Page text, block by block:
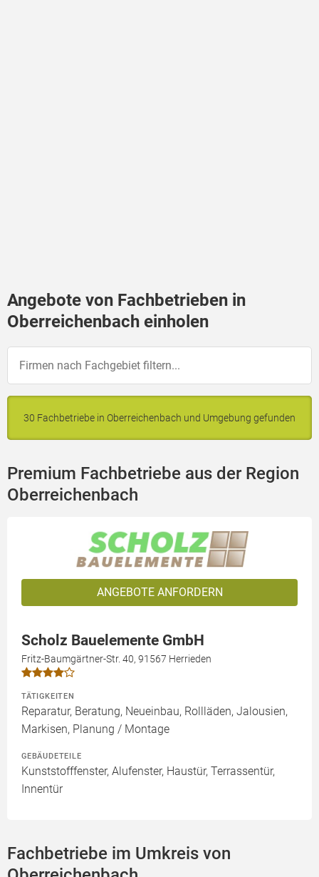
Angebote von Fachbetrieben in
Oberreichenbach einholen
30 Fachbetriebe in Oberreichenbach und Umgebung gefunden
Premium Fachbetriebe aus der Region
Oberreichenbach
ANGEBOTE ANFORDERN
Scholz Bauelemente GmbH
Fritz-Baumgärtner-Str. 40, 91567 Herrieden
TÄTIGKEITEN
Reparatur, Beratung, Neueinbau, Rollläden, Jalousien,
Markisen, Planung / Montage
GEBÄUDETEILE
Kunststofffenster, Alufenster, Haustür, Terrassentür,
Innentür
Fachbetriebe im Umkreis von